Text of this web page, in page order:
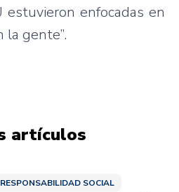
enfocadas en
la gente”.
artículos
RESPONSABILIDAD SOCIAL